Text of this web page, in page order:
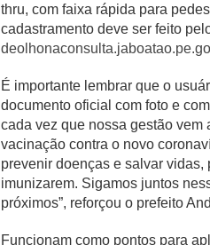
thru, com faixa rápida para
cadastramento deve ser feito
É importante lembrar que o
documento oficial com foto e
cada vez que nossa gestão vem
vacinação contra o novo
prevenir doenças e salvar
imunizarem. Sigamos juntos
próximos”, reforçou o prefeito
Funcionam como pontos para